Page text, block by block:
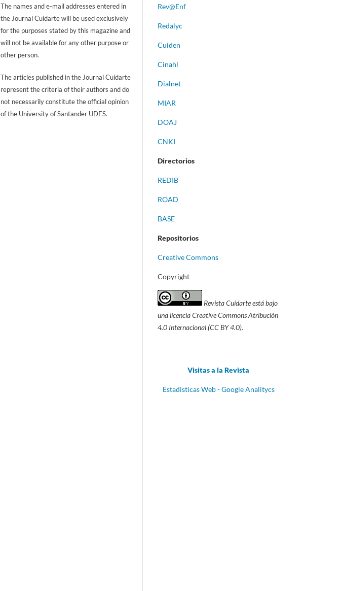
The names and e-mail addresses entered in
the Journal Cuidarte will be used exclusively
for the purposes stated by this magazine and
will not be available for any other purpose or
other person.
The articles published in the Journal Cuidarte
represent the criteria of their authors and do
not necessarily constitute the official opinion
of the University of Santander UDES.
Rev@Enf
Redalyc
Cuiden
Cinahl
Dialnet
MIAR
DOAJ
CNKI
Directorios
REDIB
ROAD
BASE
Repositorios
Creative Commons
Copyright
Revista Cuidarte está bajo
una licencia Creative Commons Atribución
4.0 Internacional (CC BY 4.0).
Visitas a la Revista
Estadisticas Web - Google Analitycs